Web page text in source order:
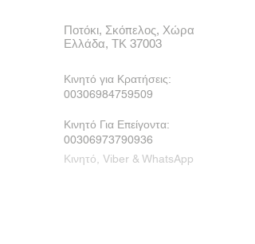
Ποτόκι, Σκόπελος, Χώρα
Ελλάδα, ΤΚ 37003
Κινητό για Κρατήσεις:
00306984759509
Κινητό Για Επείγοντα:
00306973790936
Κινητό, Viber & WhatsApp